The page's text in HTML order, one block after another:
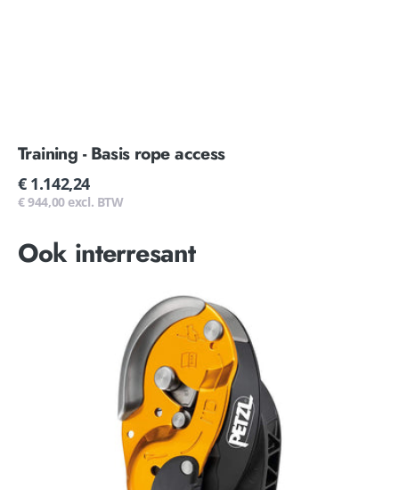
Training - Basis rope access
Normale
prijs
€ 1.142,24
€ 944,00 excl. BTW
Ook interresant